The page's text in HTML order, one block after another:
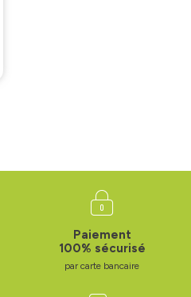
Paiement
100% sécurisé
par carte bancaire